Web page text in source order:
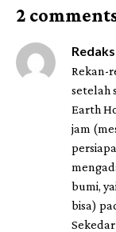
2
Rekan-
setelah
Earth
jam
bumi,
bisa)